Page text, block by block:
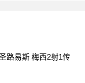
路易斯 梅西2射1传